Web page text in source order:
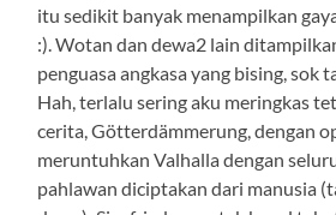
itu sedikit banyak menampilkan
:). Wotan dan dewa2 lain
penguasa angkasa yang bising, sok
Hah, terlalu sering aku meringkas
cerita, Götterdämmerung, dengan
meruntuhkan Valhalla dengan
pahlawan diciptakan dari manusia